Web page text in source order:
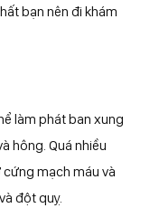
bạn nên đi khám
làm phát ban xung
hông. Quá nhiều
mạch máu và
đột quỵ.